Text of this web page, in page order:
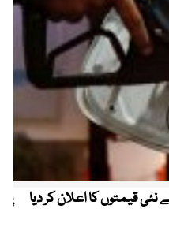
قیمتوں کا اعلان کر دیا